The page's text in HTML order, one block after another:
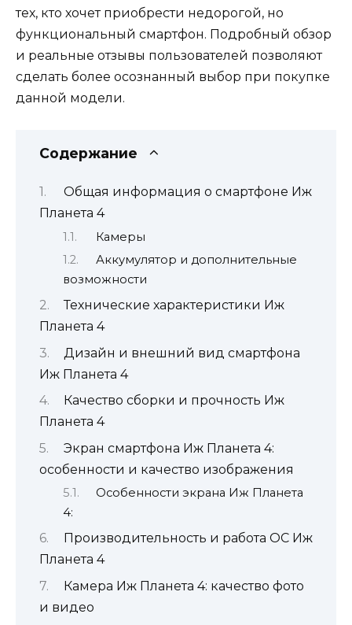
тех, кто хочет приобрести недорогой, но
функциональный смартфон. Подробный обзор
и реальные отзывы пользователей позволяют
сделать более осознанный выбор при покупке
данной модели.
Содержание
Общая информация о смартфоне Иж
Планета 4
Камеры
Аккумулятор и дополнительные
возможности
Технические характеристики Иж
Планета 4
Дизайн и внешний вид смартфона
Иж Планета 4
Качество сборки и прочность Иж
Планета 4
Экран смартфона Иж Планета 4:
особенности и качество изображения
Особенности экрана Иж Планета
4:
Производительность и работа ОС Иж
Планета 4
Камера Иж Планета 4: качество фото
и видео